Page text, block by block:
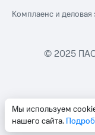
Мы используем
нашего сайта.
Комплаенс и деловая
© 2025